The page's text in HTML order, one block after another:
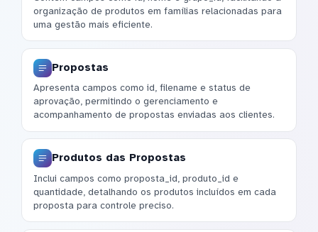
organização de produtos em famílias relacionadas para
uma gestão mais eficiente.
Propostas
Apresenta campos como id, filename e status de
aprovação, permitindo o gerenciamento e
acompanhamento de propostas enviadas aos clientes.
Produtos das Propostas
Inclui campos como proposta_id, produto_id e
quantidade, detalhando os produtos incluídos em cada
proposta para controle preciso.